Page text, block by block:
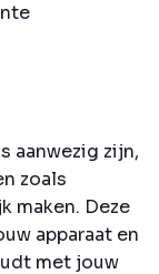
aanwezig zijn,
zoals
maken. Deze
apparaat en
met jouw